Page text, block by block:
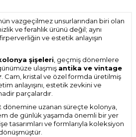
vazgeçilmez unsurlarından biri olan
ve ferahlık ürünü değil; aynı
ve estetik anlayışın
şişeleri, geçmiş dönemlere
ulaşmış antika ve vintage
. Cam, kristal ve özel formda üretilmiş
anlayışını, estetik zevkini ve
parçalardır.
dönemine uzanan süreçte kolonya,
de günlük yaşamda önemli bir yer
tasarımları ve formlarıyla koleksiyon